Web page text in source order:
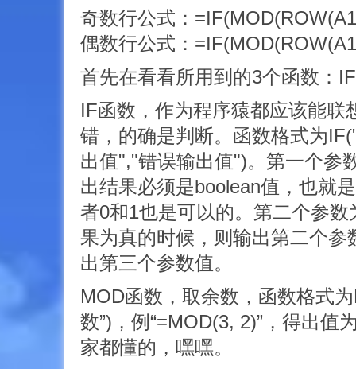
奇数行公式：
偶数行公式：
首先在看看所用到的3个函数：
IF函数，作为程序猿都应该能联
错，的确是判断。函数格式为
出值","错误输出值")。第一个参
出结果必须是boolean值，也就
者0和1也是可以的。第二个参
果为真的时候，则输出第二个参
出第三个参数值。
MOD函数，取余数，函数格式为
数”)，例“=MOD(3, 2)”，得出值
家都懂的，嘿嘿。